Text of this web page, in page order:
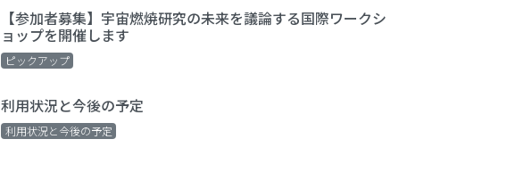
【参加者募集】宇宙燃焼研究の未来を議論する国際ワークシ
ョップを開催します
ピックアップ
利用状況と今後の予定
利用状況と今後の予定